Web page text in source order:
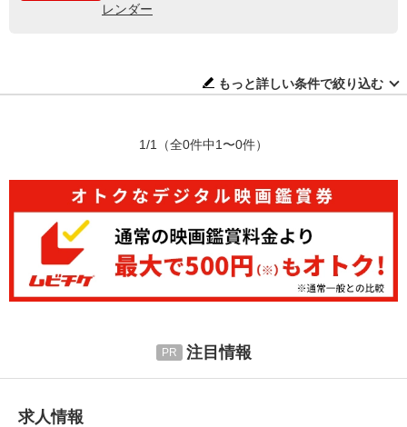
レンダー
もっと詳しい条件で絞り込む
1/1 （全0件中1〜0件）
注目情報
求人情報